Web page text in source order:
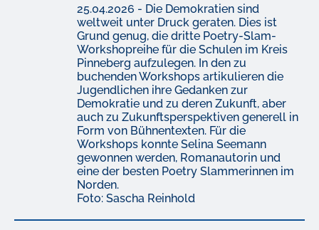
25.04.2026 - Die Demokratien sind
weltweit unter Druck geraten. Dies ist
Grund genug, die dritte Poetry-Slam-
Workshopreihe für die Schulen im Kreis
Pinneberg aufzulegen. In den zu
buchenden Workshops artikulieren die
Jugendlichen ihre Gedanken zur
Demokratie und zu deren Zukunft, aber
auch zu Zukunftsperspektiven generell in
Form von Bühnentexten. Für die
Workshops konnte Selina Seemann
gewonnen werden, Romanautorin und
eine der besten Poetry Slammerinnen im
Norden.
Foto: Sascha Reinhold